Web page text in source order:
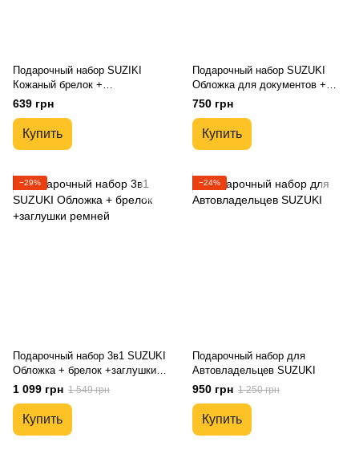
Подарочный набор SUZIKI
Кожаный брелок +
автопарфюм + щетка для
чистки салона
639 грн
Купить
Подарочный набор SUZUKI
Обложка для документов +
кожаний брелок
750 грн
Купить
−29%
Подарочный набор 3в1 SUZUKI
Обложка + брелок +заглушки
ремней
1 099 грн 1 549 грн
Купить
−24%
Подарочный набор для
Автовладельцев SUZUKI
950 грн 1 250 грн
Купить